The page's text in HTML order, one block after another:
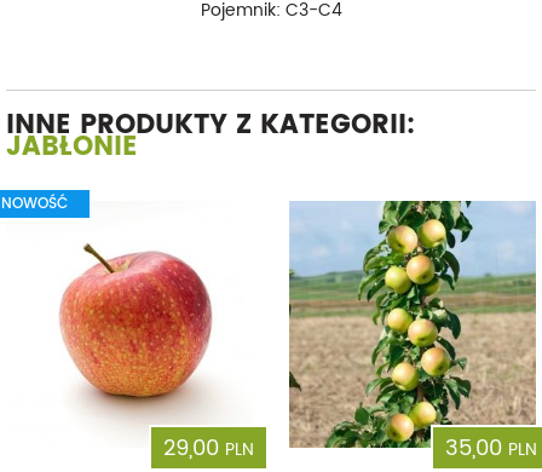
Pojemnik: C3-C4
INNE PRODUKTY Z KATEGORII:
JABŁONIE
NOWOŚĆ
29,00 PLN
35,00 PLN